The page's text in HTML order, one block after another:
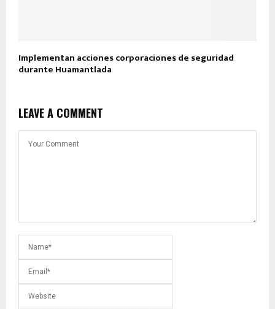
Implementan acciones corporaciones de seguridad
durante Huamantlada
LEAVE A COMMENT